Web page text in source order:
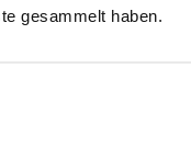
gesammelt haben.